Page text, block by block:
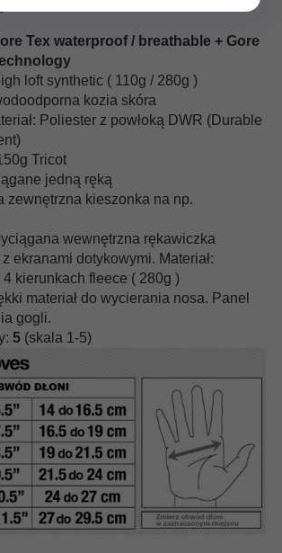
Tex waterproof / breathable + Gore
loft synthetic ( 110g / 280g )
kozia skóra
Poliester z powłoką DWR (Durable
Tricot
jedną ręką
zewnętrzna kieszonka na np.
wewnętrzna rękawiczka
ekranami dotykowymi. Materiał:
kierunkach fleece ( 280g )
materiał do wycierania nosa. Panel
gogli.
5 (skala 1-5)